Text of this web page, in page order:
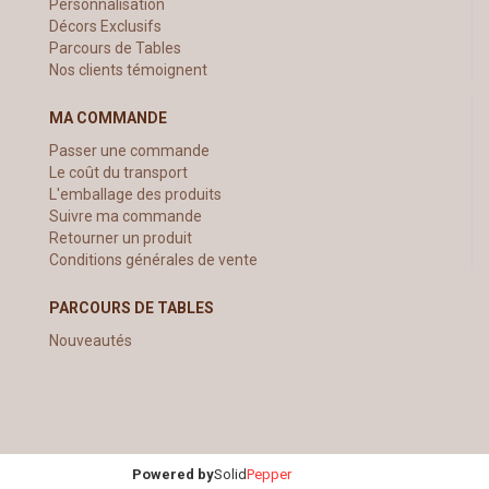
Personnalisation
Décors Exclusifs
Parcours de Tables
Nos clients témoignent
MA COMMANDE
Passer une commande
Le coût du transport
L'emballage des produits
Suivre ma commande
Retourner un produit
Conditions générales de vente
PARCOURS DE TABLES
Nouveautés
Powered bySolidPepper